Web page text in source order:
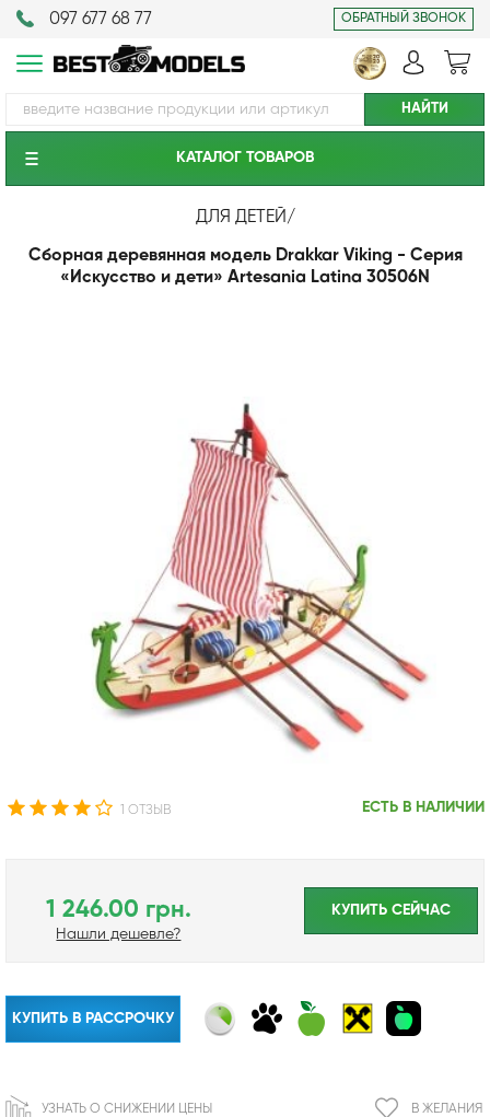
097 677 68 77 ОБРАТНЫЙ ЗВОНОК
КАТАЛОГ ТОВАРОВ
ДЛЯ ДЕТЕЙ/
Сборная деревянная модель Drakkar Viking - Серия
«Искусство и дети» Artesania Latina 30506N
1 ОТЗЫВ ЕСТЬ В НАЛИЧИИ
1 246.00 грн.
Нашли дешевле?
КУПИТЬ CЕЙЧАС
КУПИТЬ В РАССРОЧКУ
В ЖЕЛАНИЯ
УЗНАТЬ О СНИЖЕНИИ ЦЕНЫ